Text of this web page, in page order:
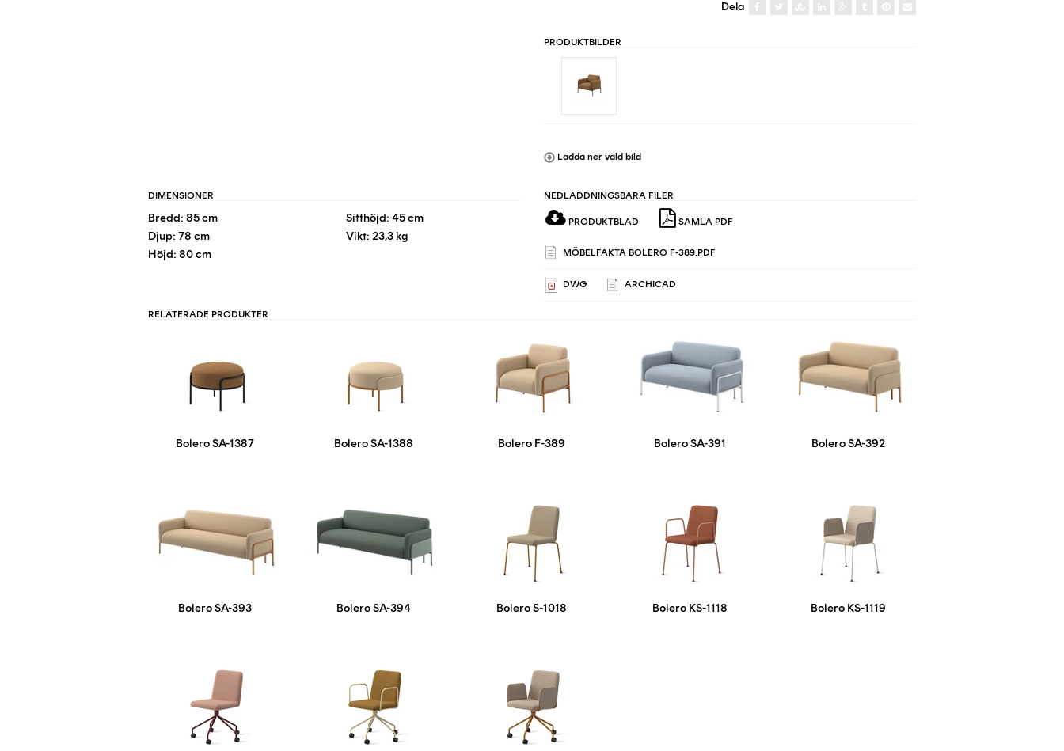
Dela
PRODUKTBILDER
Ladda ner vald bild
DIMENSIONER
Bredd: 85 cm
Djup: 78 cm
Höjd: 80 cm
Sitthöjd: 45 cm
Vikt: 23,3 kg
NEDLADDNINGSBARA FILER
PRODUKTBLAD SAMLA PDF
MÖBELFAKTA BOLERO F-389.PDF
DWG ARCHICAD
RELATERADE PRODUKTER
Bolero SA-1387 Bolero SA-1388 Bolero F-389 Bolero SA-391 Bolero SA-392
Bolero SA-393 Bolero SA-394 Bolero S-1018 Bolero KS-1118 Bolero KS-1119